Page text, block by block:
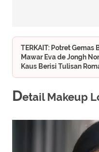
TERKAIT: Potret Gemas
Mawar Eva de Jongh
Kaus Berisi Tulisan
Detail Makeup